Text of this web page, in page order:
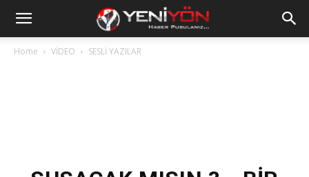
Home VİDEO SESLİ YAZILAR